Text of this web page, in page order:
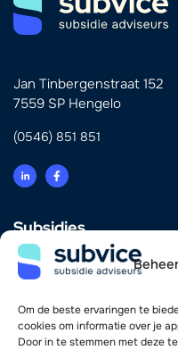
Om de beste ervaringen te
cookies om informatie over je
Door in te stemmen met deze
Jan Tinbergenstraat 152
7559 SP Hengelo
(0546) 851 851
Subsidies
Innovatie
Energie & Verduurzaming
Investering & Financiering
Zorg